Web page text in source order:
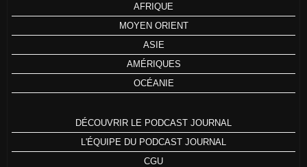
AFRIQUE
MOYEN ORIENT
ASIE
AMÉRIQUES
OCÉANIE
DÉCOUVRIR LE PODCAST JOURNAL
L'ÉQUIPE DU PODCAST JOURNAL
CGU